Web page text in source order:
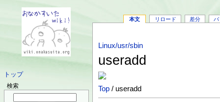
トップ
検索
本文 リロード 差分 バ
Linux/usr/sbin
useradd
Top / useradd